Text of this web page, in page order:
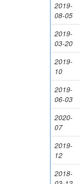
2019-
08-05
2019-
03-20
2019-
10
2019-
06-03
2020-
07
2019-
12
2018-